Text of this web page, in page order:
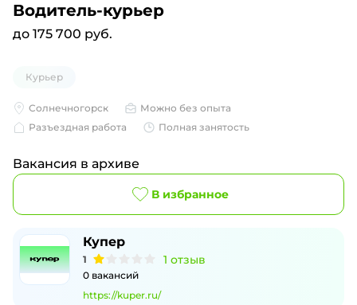
Водитель-курьер
до 175 700 руб.
Курьер
Солнечногорск
Можно без опыта
Разъездная работа
Полная занятость
Вакансия в архиве
В избранное
Купер
1 1 отзыв
0 вакансий
https://kuper.ru/